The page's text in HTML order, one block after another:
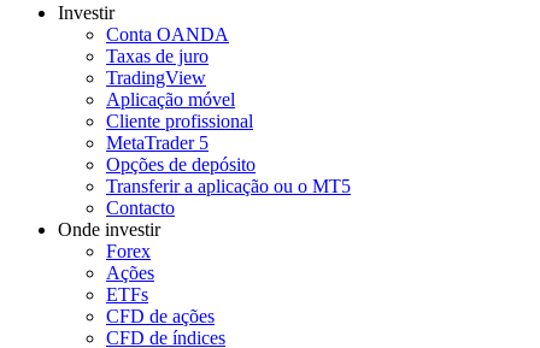
Investir
Conta OANDA
Taxas de juro
TradingView
Aplicação móvel
Cliente profissional
MetaTrader 5
Opções de depósito
Transferir a aplicação ou o MT5
Contacto
Onde investir
Forex
Ações
ETFs
CFD de ações
CFD de índices